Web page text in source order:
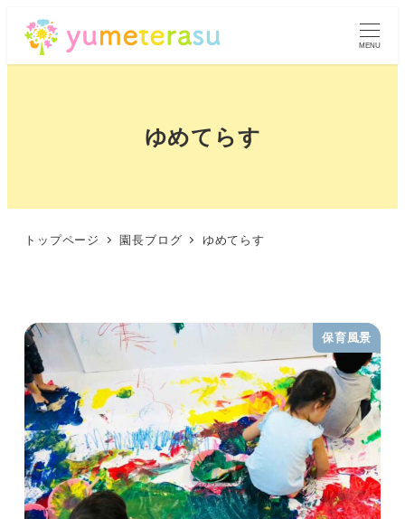
MENU
ゆめてらす
トップページ 園長ブログ ゆめてらす
保育風景